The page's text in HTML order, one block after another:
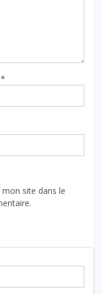
*
site dans le